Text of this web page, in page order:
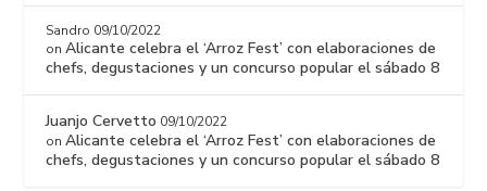
Sandro 09/10/2022
onAlicante celebra el ‘Arroz Fest’ con elaboraciones de
chefs, degustaciones y un concurso popular el sábado 8
Juanjo Cervetto 09/10/2022
onAlicante celebra el ‘Arroz Fest’ con elaboraciones de
chefs, degustaciones y un concurso popular el sábado 8